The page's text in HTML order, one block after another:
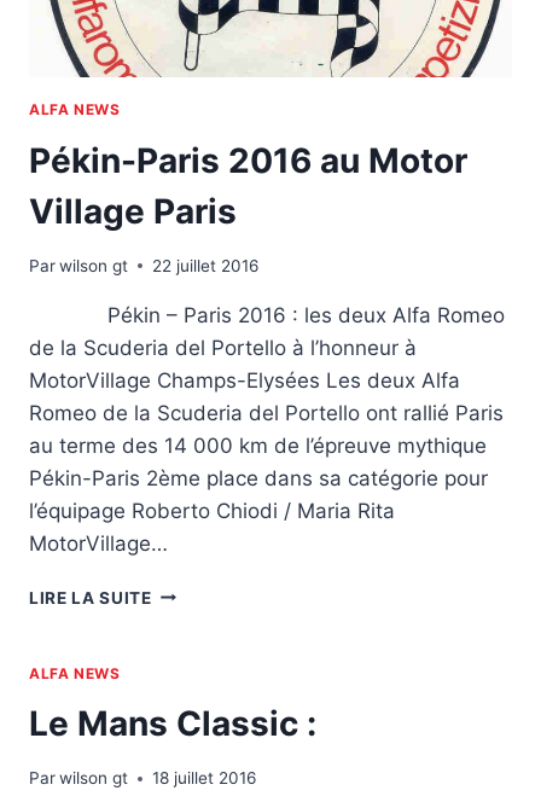
VALLÉE
L’HIEN
D’IZANO
(LOMBARDIE)
ALFA NEWS
Pékin-Paris 2016 au Motor
Village Paris
Parwilson gt 22 juillet 2016
Pékin – Paris 2016 : les deux Alfa Romeo
de la Scuderia del Portello à l’honneur à
MotorVillage Champs-Elysées Les deux Alfa
Romeo de la Scuderia del Portello ont rallié Paris
au terme des 14 000 km de l’épreuve mythique
Pékin-Paris 2ème place dans sa catégorie pour
l’équipage Roberto Chiodi / Maria Rita
MotorVillage…
LIRE LA SUITEPÉKIN-
VILLAGE
PARIS
ALFA NEWS
Le Mans Classic :
Parwilson gt 18 juillet 2016